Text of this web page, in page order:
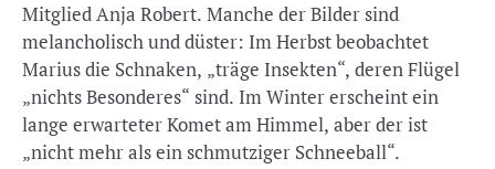
Mitglied Anja Robert. Manche der Bilder sind
melancholisch und düster: Im Herbst beobachtet
Marius die Schnaken, „träge Insekten“, deren Flügel
„nichts Besonderes“ sind. Im Winter erscheint ein
lange erwarteter Komet am Himmel, aber der ist
„nicht mehr als ein schmutziger Schneeball“.